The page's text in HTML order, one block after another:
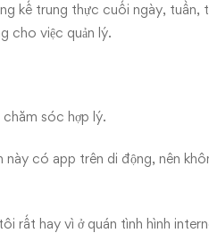
kế trung thực cuối ngày, tuần,
cho việc quản lý.
chăm sóc hợp lý.
này có app trên di động, nên
rất hay vì ở quán tình hình